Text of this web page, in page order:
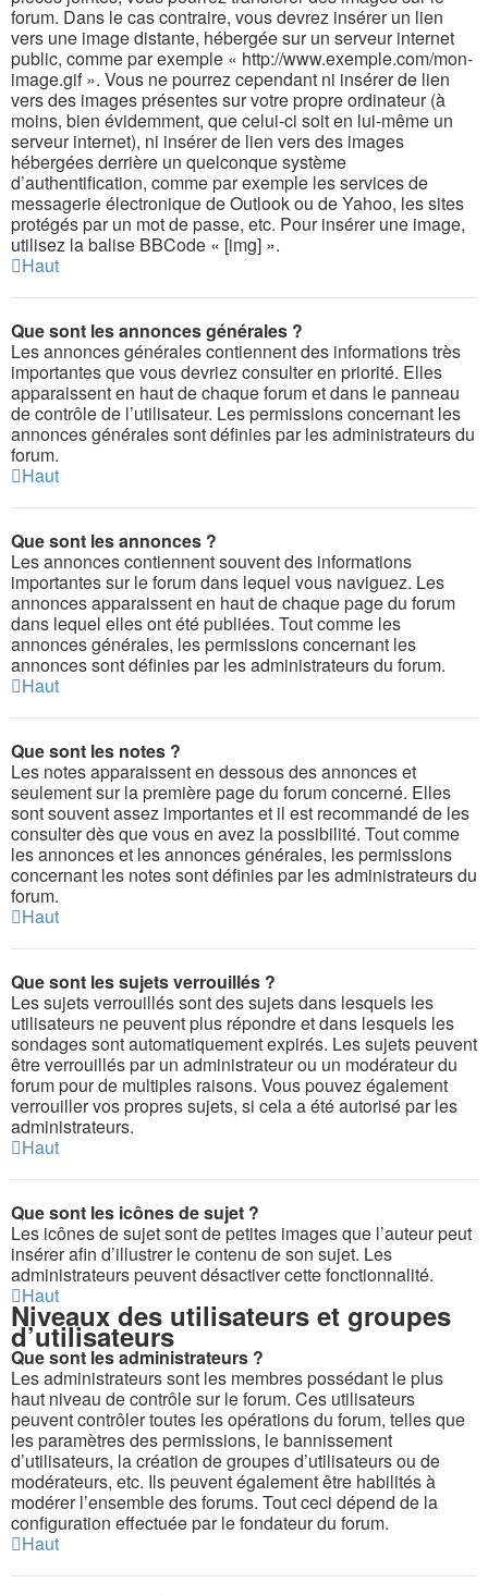
forum. Dans le cas contraire, vous devrez insérer un lien
vers une image distante, hébergée sur un serveur internet
public, comme par exemple « http://www.exemple.com/mon-
image.gif ». Vous ne pourrez cependant ni insérer de lien
vers des images présentes sur votre propre ordinateur (à
moins, bien évidemment, que celui-ci soit en lui-même un
serveur internet), ni insérer de lien vers des images
hébergées derrière un quelconque système
d’authentification, comme par exemple les services de
messagerie électronique de Outlook ou de Yahoo, les sites
protégés par un mot de passe, etc. Pour insérer une image,
utilisez la balise BBCode « [img] ».
Haut
Que sont les annonces générales ?
Les annonces générales contiennent des informations très
importantes que vous devriez consulter en priorité. Elles
apparaissent en haut de chaque forum et dans le panneau
de contrôle de l’utilisateur. Les permissions concernant les
annonces générales sont définies par les administrateurs du
forum.
Haut
Que sont les annonces ?
Les annonces contiennent souvent des informations
importantes sur le forum dans lequel vous naviguez. Les
annonces apparaissent en haut de chaque page du forum
dans lequel elles ont été publiées. Tout comme les
annonces générales, les permissions concernant les
annonces sont définies par les administrateurs du forum.
Haut
Que sont les notes ?
Les notes apparaissent en dessous des annonces et
seulement sur la première page du forum concerné. Elles
sont souvent assez importantes et il est recommandé de les
consulter dès que vous en avez la possibilité. Tout comme
les annonces et les annonces générales, les permissions
concernant les notes sont définies par les administrateurs du
forum.
Haut
Que sont les sujets verrouillés ?
Les sujets verrouillés sont des sujets dans lesquels les
utilisateurs ne peuvent plus répondre et dans lesquels les
sondages sont automatiquement expirés. Les sujets peuvent
être verrouillés par un administrateur ou un modérateur du
forum pour de multiples raisons. Vous pouvez également
verrouiller vos propres sujets, si cela a été autorisé par les
administrateurs.
Haut
Que sont les icônes de sujet ?
Les icônes de sujet sont de petites images que l’auteur peut
insérer afin d’illustrer le contenu de son sujet. Les
administrateurs peuvent désactiver cette fonctionnalité.
Haut
Niveaux des utilisateurs et groupes
d’utilisateurs
Que sont les administrateurs ?
Les administrateurs sont les membres possédant le plus
haut niveau de contrôle sur le forum. Ces utilisateurs
peuvent contrôler toutes les opérations du forum, telles que
les paramètres des permissions, le bannissement
d’utilisateurs, la création de groupes d’utilisateurs ou de
modérateurs, etc. Ils peuvent également être habilités à
modérer l’ensemble des forums. Tout ceci dépend de la
configuration effectuée par le fondateur du forum.
Haut